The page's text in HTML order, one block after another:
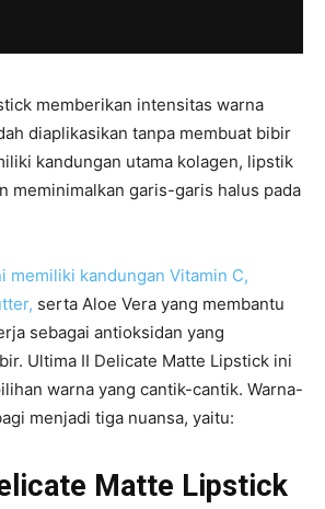
memberikan intensitas warna
diaplikasikan tanpa membuat bibir
kandungan utama kolagen, lipstik
meminimalkan garis-garis halus pada
memiliki kandungan Vitamin C,
serta Aloe Vera yang membantu
sebagai antioksidan yang
Ultima II Delicate Matte Lipstick ini
warna yang cantik-cantik. Warna-
menjadi tiga nuansa, yaitu:
Matte Lipstick